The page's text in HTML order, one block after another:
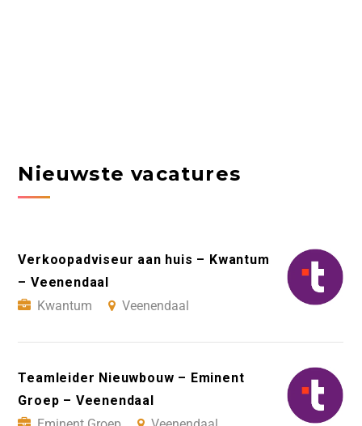
Nieuwste vacatures
Verkoopadviseur aan huis – Kwantum
– Veenendaal
Kwantum
Veenendaal
Teamleider Nieuwbouw – Eminent
Groep – Veenendaal